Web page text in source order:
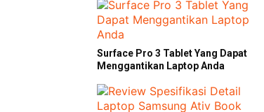
Surface Pro 3 Tablet Yang Dapat
Menggantikan Laptop Anda